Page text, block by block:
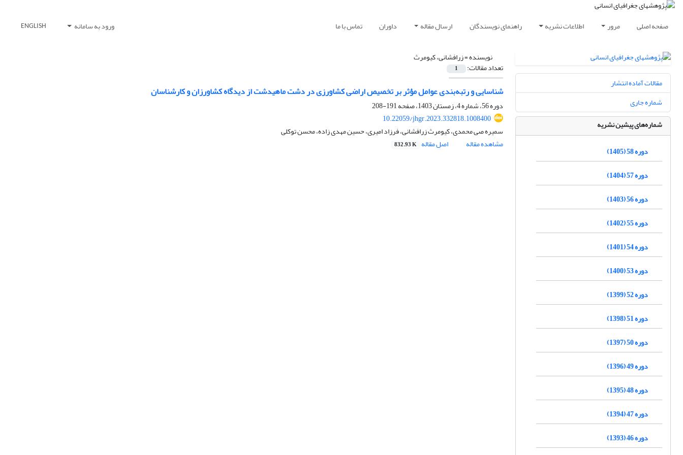
صفحه اصلی مرور اطلاعات نشریه راهنمای نویسندگان ارسال مقاله داوران تماس با ما ورود به سامانه ENGLISH
نویسنده =زرافشانی، کیومرث
تعداد مقالات: 1
شناسایی و رتبه‌بندی عوامل مؤثر بر تخصیص اراضی کشاورزی در دشت ماهیدشت از دیدگاه کشاورزان و کارشناسان
دوره 56، شماره 4، زمستان 1403، صفحه
191-208
10.22059/jhgr.2023.332818.1008400
سمیره صی محمدی، کیومرث زرافشانی، فرزاد امیری، حسین مهدی زاده، محسن توکلی
مشاهده مقاله
اصل مقاله 832.93 K
مقالات آماده انتشار
شماره جاری
شماره‌های پیشین نشریه
دوره 58 (1405)
دوره 57 (1404)
دوره 56 (1403)
دوره 55 (1402)
دوره 54 (1401)
دوره 53 (1400)
دوره 52 (1399)
دوره 51 (1398)
دوره 50 (1397)
دوره 49 (1396)
دوره 48 (1395)
دوره 47 (1394)
دوره 46 (1393)